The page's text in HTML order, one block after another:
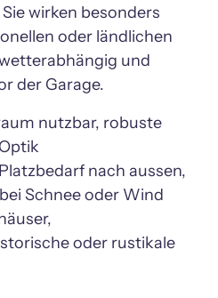
wirken besonders
oder ländlichen
und
der Garage.
nutzbar, robuste
nach aussen,
oder rustikale